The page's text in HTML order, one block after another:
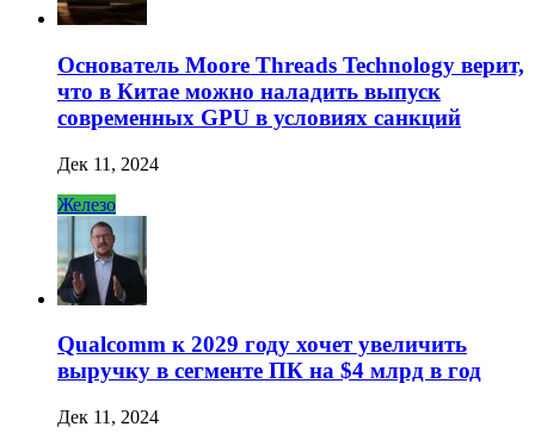
Основатель Moore Threads Technology верит,
что в Китае можно наладить выпуск
современных GPU в условиях санкций
Дек 11, 2024
Железо
Qualcomm к 2029 году хочет увеличить
выручку в сегменте ПК на $4 млрд в год
Дек 11, 2024